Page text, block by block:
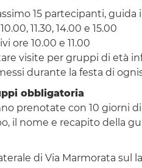
15 partecipanti, guida
11.30, 14.00 e 15.00
ore 10.00 e 11.00
visite per gruppi di età
durante la festa di
obbligatoria
prenotate con 10 giorni
il nome e recapito della
di Via Marmorata